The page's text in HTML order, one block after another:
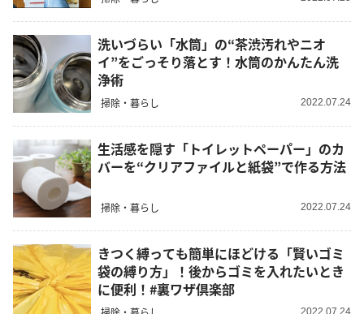
洗いづらい「水筒」の“茶渋汚れやニオ
イ”をごっそり落とす！水筒のかんたん洗
浄術
掃除・暮らし 2022.07.24
生活感を隠す「トイレットペーパー」のカ
バーを“クリアファイルと紙袋”で作る方法
掃除・暮らし 2022.07.24
きつく縛っても簡単にほどける「賢いゴミ
袋の縛り方」！後からゴミを入れたいとき
に便利！#裏ワザ倶楽部